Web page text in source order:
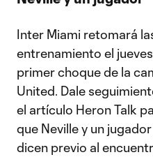
Inter Miami retomará
entrenamiento el
primer choque de la
United. Dale
el artículo Heron Talk
que Neville y un
dicen previo al